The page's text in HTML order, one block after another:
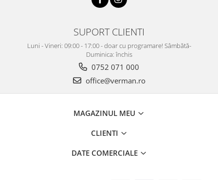
SUPORT CLIENTI
Luni - Vineri: 09:00 - 17:00 - doar cu programare! Sâmbătă-
Duminica: închis
0752 071 000
office@verman.ro
MAGAZINUL MEU
CLIENTI
DATE COMERCIALE